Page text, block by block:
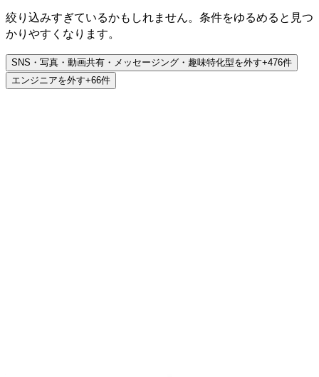
絞り込みすぎているかもしれません。条件をゆるめると見つ
かりやすくなります。
SNS・写真・動画共有・メッセージング・趣味特化型を外す+476件
エンジニアを外す+66件